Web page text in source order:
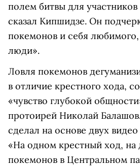
полем битвы для
сказал Кипшидзе. Он
покемонов и себя любимого,
люди».
Ловля покемонов
в отличие крестного хода,
«чувство глубокой
протоирей Николай
сделал на основе двух
«На одном крестный ход, на
покемонов в Центральном